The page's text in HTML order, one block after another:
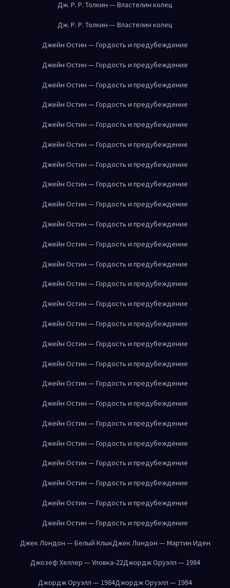
Дж. Р. Р. Толкин — Властелин колец
Дж. Р. Р. Толкин — Властелин колец
Джейн Остин — Гордость и предубеждение
Джейн Остин — Гордость и предубеждение
Джейн Остин — Гордость и предубеждение
Джейн Остин — Гордость и предубеждение
Джейн Остин — Гордость и предубеждение
Джейн Остин — Гордость и предубеждение
Джейн Остин — Гордость и предубеждение
Джейн Остин — Гордость и предубеждение
Джейн Остин — Гордость и предубеждение
Джейн Остин — Гордость и предубеждение
Джейн Остин — Гордость и предубеждение
Джейн Остин — Гордость и предубеждение
Джейн Остин — Гордость и предубеждение
Джейн Остин — Гордость и предубеждение
Джейн Остин — Гордость и предубеждение
Джейн Остин — Гордость и предубеждение
Джейн Остин — Гордость и предубеждение
Джейн Остин — Гордость и предубеждение
Джейн Остин — Гордость и предубеждение
Джейн Остин — Гордость и предубеждение
Джейн Остин — Гордость и предубеждение
Джейн Остин — Гордость и предубеждение
Джейн Остин — Гордость и предубеждение
Джейн Остин — Гордость и предубеждение
Джейн Остин — Гордость и предубеждение
Джек Лондон — Белый КлыкДжек Лондон — Мартин Иден
Джозеф Хеллер — Уловка-22Джордж Оруэлл — 1984
Джордж Оруэлл — 1984Джордж Оруэлл — 1984